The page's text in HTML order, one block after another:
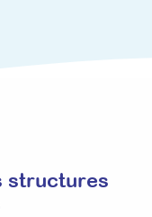
structures